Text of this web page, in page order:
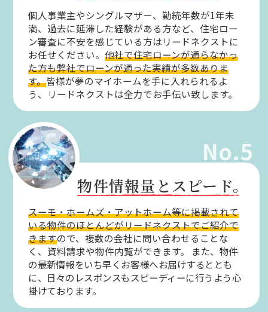
個人事業主やシングルマザー、勤続年数が1年未
満、過去に延滞した経験がある方など、住宅ロー
ン審査に不安を感じている方はリードネクストに
お任せください。他社で住宅ローンが通らなかっ
た方も弊社でローンが通った実績が多数ありま
す。皆様が夢のマイホームを手に入れられるよ
う、リードネクストは全力でお手伝い致します。
No.5
物件情報量とスピード。
スーモ・ホームズ・アットホーム等に掲載されて
いる物件のほとんどがリードネクストでご紹介で
きますので、複数の会社に問い合わせることな
く、資料請求や物件内覧ができます。
また、物件
の最新情報をいち早くお客様へお届けするととも
に、日々のレスポンスもスピーディーに行うよう心
掛けております。